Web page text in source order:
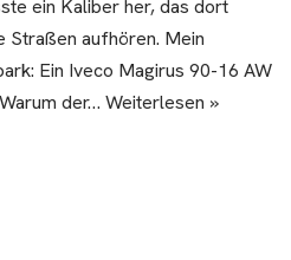
ein Kaliber her, das dort
aufhören. Mein
Ein Iveco Magirus 90-16 AW
der… Weiterlesen »